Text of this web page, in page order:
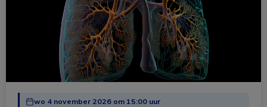
wo 4 november 2026 om 15:00 uur